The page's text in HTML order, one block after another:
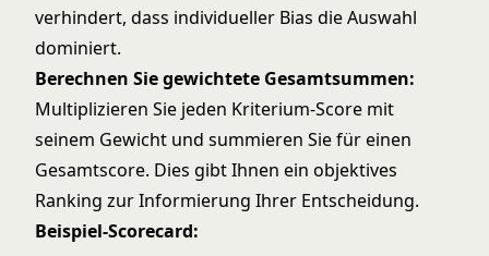
verhindert, dass individueller Bias die Auswahl
dominiert.
Berechnen Sie gewichtete Gesamtsummen:
Multiplizieren Sie jeden Kriterium-Score mit
seinem Gewicht und summieren Sie für einen
Gesamtscore. Dies gibt Ihnen ein objektives
Ranking zur Informierung Ihrer Entscheidung.
Beispiel-Scorecard: